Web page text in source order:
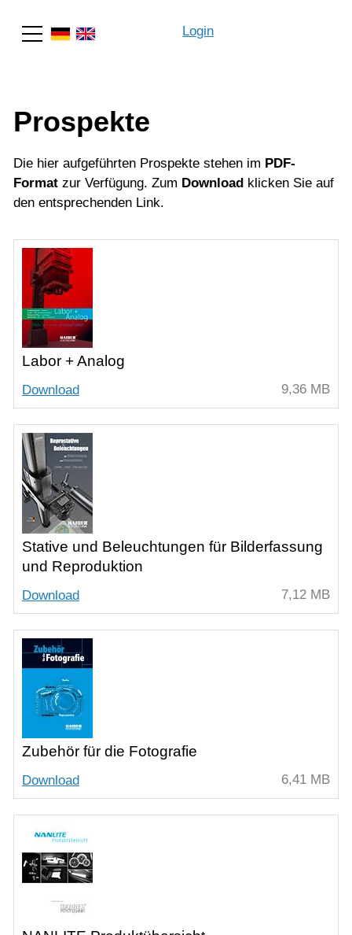
Login
Prospekte
Die hier aufgeführten Prospekte stehen im PDF-
Format zur Verfügung. Zum Download klicken Sie auf
den entsprechenden Link.
Labor + Analog
9,36 MB
Download
Stative und Beleuchtungen für Bilderfassung
und Reproduktion
7,12 MB
Download
Zubehör für die Fotografie
6,41 MB
Download